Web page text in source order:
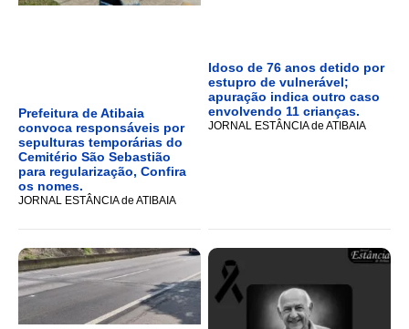
Prefeitura de Atibaia
convoca responsáveis por
sepulturas temporárias do
Cemitério São Sebastião
para regularização, Confira
os nomes.
JORNAL ESTÂNCIA de ATIBAIA
Idoso de 76 anos detido por
estupro de vulnerável;
apuração indica outro caso
envolvendo 11 crianças.
JORNAL ESTÂNCIA de ATIBAIA